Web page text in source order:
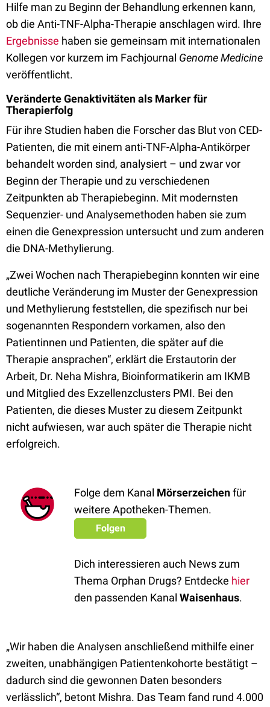
Hilfe man zu Beginn der Behandlung erkennen kann,
ob die Anti-TNF-Alpha-Therapie anschlagen wird. Ihre
Ergebnisse haben sie gemeinsam mit internationalen
Kollegen vor kurzem im Fachjournal Genome Medicine
veröffentlicht.
Veränderte Genaktivitäten als Marker für
Therapierfolg
Für ihre Studien haben die Forscher das Blut von CED-
Patienten, die mit einem anti-TNF-Alpha-Antikörper
behandelt worden sind, analysiert – und zwar vor
Beginn der Therapie und zu verschiedenen
Zeitpunkten ab Therapiebeginn. Mit modernsten
Sequenzier- und Analysemethoden haben sie zum
einen die Genexpression untersucht und zum anderen
die DNA-Methylierung.
„Zwei Wochen nach Therapiebeginn konnten wir eine
deutliche Veränderung im Muster der Genexpression
und Methylierung feststellen, die spezifisch nur bei
sogenannten Respondern vorkamen, also den
Patientinnen und Patienten, die später auf die
Therapie ansprachen“, erklärt die Erstautorin der
Arbeit, Dr. Neha Mishra, Bioinformatikerin am IKMB
und Mitglied des Exzellenzclusters PMI. Bei den
Patienten, die dieses Muster zu diesem Zeitpunkt
nicht aufwiesen, war auch später die Therapie nicht
erfolgreich.
Folge dem Kanal Mörserzeichenfür
weitere Apotheken-Themen.
Folgen
Dich interessieren auch News zum
Thema Orphan Drugs? Entdecke hier
den passenden Kanal Waisenhaus.
„Wir haben die Analysen anschließend mithilfe einer
zweiten, unabhängigen Patientenkohorte bestätigt –
dadurch sind die gewonnen Daten besonders
verlässlich“, betont Mishra. Das Team fand rund 4.000